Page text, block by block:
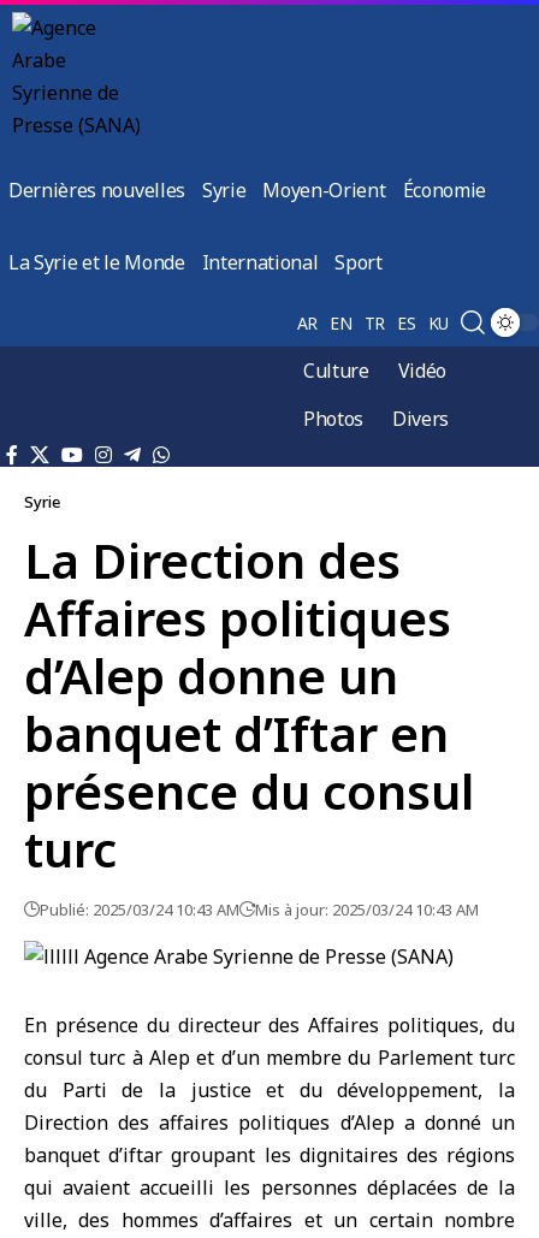
Dernières nouvelles Syrie Moyen-Orient Économie
La Syrie et le Monde International Sport
AR EN TR ES KU
Culture
Vidéo
Photos
Divers
Syrie
La Direction des
Affaires politiques
d’Alep donne un
banquet d’Iftar en
présence du consul
turc
Publié: 2025/03/24 10:43 AM Mis à jour: 2025/03/24 10:43 AM
En présence du directeur des Affaires politiques, du
consul turc à Alep et d’un membre du Parlement turc
du Parti de la justice et du développement, la
Direction des affaires politiques d’Alep a donné un
banquet d’iftar groupant les dignitaires des régions
qui avaient accueilli les personnes déplacées de la
ville, des hommes d’affaires et un certain nombre